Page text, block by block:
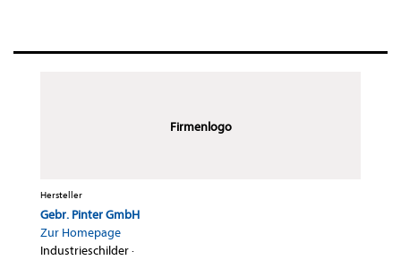
Firmenlogo
Hersteller
Gebr. Pinter GmbH
Zur Homepage
Industrieschilder·